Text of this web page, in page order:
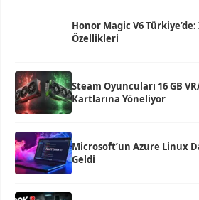
Honor Magic V6 Türkiye’de:
Özellikleri
Steam Oyuncuları 16 GB
Kartlarına Yöneliyor
Microsoft’un Azure Linux
Geldi